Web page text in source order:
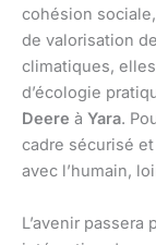
cohésion sociale,
de valorisation
climatiques,
d’écologie
Deere à Yara.
cadre sécurisé
avec l’humain,
L’avenir